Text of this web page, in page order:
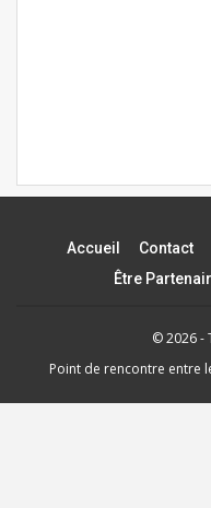
Accueil Contact
Être
© 2026 -
Point de rencontre entre